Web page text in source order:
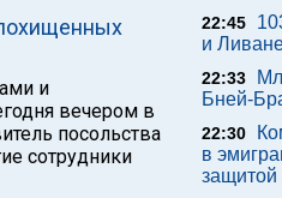
и
вечером в
посольства
сотрудники
22:45
и
22:33
Бней-
22:30
в
защитой